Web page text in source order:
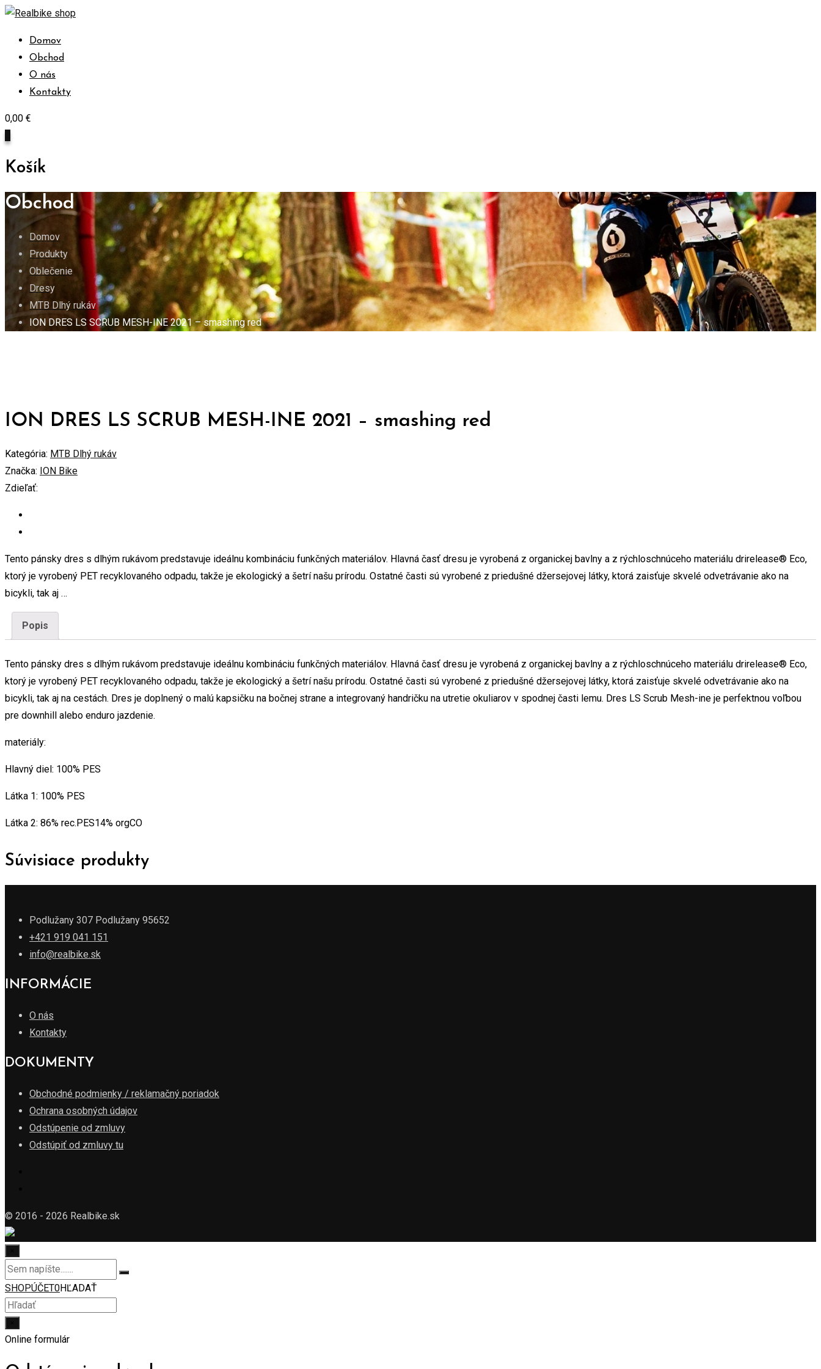
Skip
content
Domov
Obchod
O nás
Kontakty
0,00 €
Košík
Obchod
Domov
Produkty
Oblečenie
Dresy
MTB Dlhý rukáv
ION DRES LS SCRUB MESH-INE 2021 – smashing red
ION DRES LS SCRUB MESH-INE 2021 – smashing red
Kategória: MTB Dlhý rukáv
Značka: ION Bike
Zdieľať:
Tento pánsky dres s dlhým rukávom predstavuje ideálnu kombináciu funkčných materiálov. Hlavná časť dresu je vyrobená z organickej bavlny a z rýchloschnúceho materiálu drirelease® Eco,
ktorý je vyrobený PET recyklovaného odpadu, takže je ekologický a šetrí našu prírodu. Ostatné časti sú vyrobené z priedušné džersejovej látky, ktorá zaisťuje skvelé odvetrávanie ako na
bicykli, tak aj …
Popis
Tento pánsky dres s dlhým rukávom predstavuje ideálnu kombináciu funkčných materiálov. Hlavná časť dresu je vyrobená z organickej bavlny a z rýchloschnúceho materiálu drirelease® Eco,
ktorý je vyrobený PET recyklovaného odpadu, takže je ekologický a šetrí našu prírodu. Ostatné časti sú vyrobené z priedušné džersejovej látky, ktorá zaisťuje skvelé odvetrávanie ako na
bicykli, tak aj na cestách. Dres je doplnený o malú kapsičku na bočnej strane a integrovaný handričku na utretie okuliarov v spodnej časti lemu. Dres LS Scrub Mesh-ine je perfektnou voľbou
pre downhill alebo enduro jazdenie.
materiály:
Hlavný diel: 100% PES
Látka 1: 100% PES
Látka 2: 86% rec.PES14% orgCO
Súvisiace produkty
Podlužany 307 Podlužany 95652
+421 919 041 151
info@realbike.sk
INFORMÁCIE
O nás
Kontakty
DOKUMENTY
Obchodné podmienky / reklamačný poriadok
Ochrana osobných údajov
Odstúpenie od zmluvy
Odstúpiť od zmluvy tu
© 2016 - 2026 Realbike.sk
SHOPÚČET0HĽADAŤ
Online formulár